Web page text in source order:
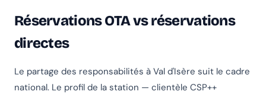
Réservations OTA vs réservations
directes
Le partage des responsabilités à Val d'Isère suit le cadre
national. Le profil de la station — clientèle CSP++